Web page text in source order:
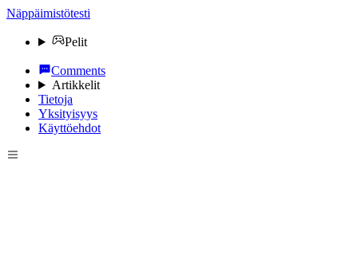
Näppäimistötesti
Pelit
Comments
Artikkelit
Tietoja
Yksityisyys
Käyttöehdot